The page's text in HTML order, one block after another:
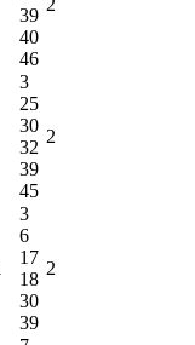
39
40
46
3
25
30
32
39
45
2
3
6
17
18
30
39
2